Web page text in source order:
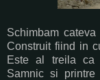
Schimbam
Construit fiind in
Este al treila ca
Samnic si